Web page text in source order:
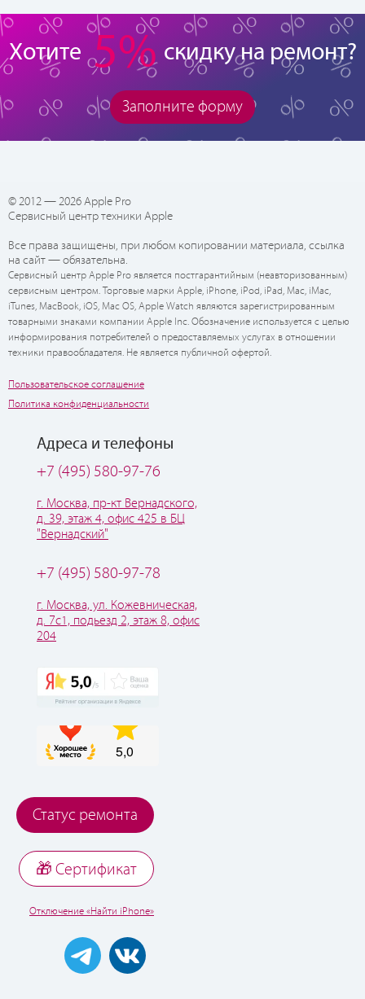
Хотите 5% скидку на ремонт?
Заполните форму
© 2012 — 2026 Apple Pro
Сервисный центр техники Apple
Все права защищены, при любом копировании материала, ссылка
на сайт — обязательна.
Сервисный центр Apple Pro является постгарантийным (неавторизованным)
сервисным центром. Торговые марки Apple, iPhone, iPod, iPad, Mac, iMac,
iTunes, MacBook, iOS, Mac OS, Apple Watch являются зарегистрированным
товарными знаками компании Apple Inc. Обозначение используется с целью
информирования потребителей о предоставляемых услугах в отношении
техники правообладателя. Не является публичной офертой.
Пользовательское соглашение
Политика конфиденциальности
Адреса и телефоны
+7 (495) 580-97-76
г. Москва, пр-кт Вернадского,
д. 39, этаж 4, офис 425 в БЦ
"Вернадский"
+7 (495) 580-97-78
г. Москва, ул. Кожевническая,
д. 7с1, подьезд 2, этаж 8, офис
204
Статус ремонта
🎁 Cертификат
Отключение «Найти iPhone»